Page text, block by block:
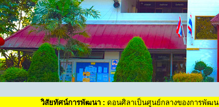
วิสัยทัศน์การพัฒนา : ดอนศิลาเป็นศูนย์กลางของการพัฒ